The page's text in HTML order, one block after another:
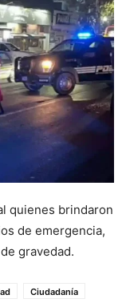
quienes brindaron
de emergencia,
gravedad.
Ciudadanía